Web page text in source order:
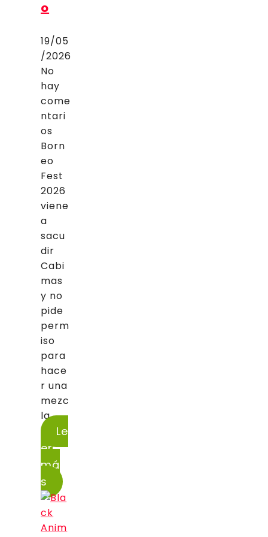
o
19/05
/2026
No
hay
come
ntari
os
Born
eo
Fest
2026
viene
a
sacu
dir
Cabi
mas
y no
pide
perm
iso
para
hace
r una
mezc
la...
Le
er
má
s